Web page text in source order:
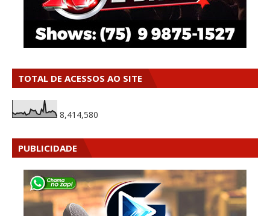
TOTAL DE ACESSOS AO SITE
8,414,580
PUBLICIDADE